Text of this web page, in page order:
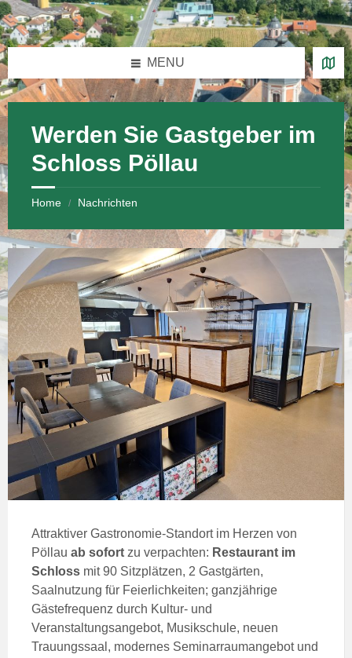
Skip
to
content
Skip
to
left
sidebar
Skip
to
right
sidebar
Skip
to
footer
MENU
Werden Sie Gastgeber im
Schloss Pöllau
Home / Nachrichten
Attraktiver Gastronomie-Standort im Herzen von
Pöllau ab sofort zu verpachten: Restaurant im
Schloss mit 90 Sitzplätzen, 2 Gastgärten,
Saalnutzung für Feierlichkeiten; ganzjährige
Gästefrequenz durch Kultur- und
Veranstaltungsangebot, Musikschule, neuen
Trauungssaal, modernes Seminarraumangebot und